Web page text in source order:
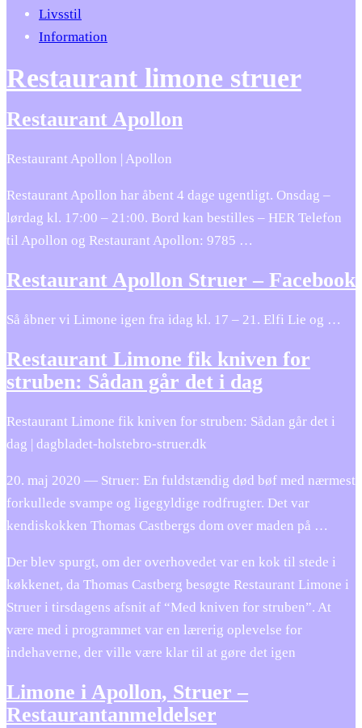
Livsstil
Information
Restaurant limone struer
Restaurant Apollon
Restaurant Apollon | Apollon
Restaurant Apollon har åbent 4 dage ugentligt. Onsdag –
lørdag kl. 17:00 – 21:00. Bord kan bestilles – HER Telefon
til Apollon og Restaurant Apollon: 9785 …
Restaurant Apollon Struer – Facebook
Så åbner vi Limone igen fra idag kl. 17 – 21. Elfi Lie og …
Restaurant Limone fik kniven for
struben: Sådan går det i dag
Restaurant Limone fik kniven for struben: Sådan går det i
dag | dagbladet-holstebro-struer.dk
20. maj 2020 — Struer: En fuldstændig død bøf med nærmest
forkullede svampe og ligegyldige rodfrugter. Det var
kendiskokken Thomas Castbergs dom over maden på …
Der blev spurgt, om der overhovedet var en kok til stede i
køkkenet, da Thomas Castberg besøgte Restaurant Limone i
Struer i tirsdagens afsnit af “Med kniven for struben”. At
være med i programmet var en lærerig oplevelse for
indehaverne, der ville være klar til at gøre det igen
Limone i Apollon, Struer –
Restaurantanmeldelser